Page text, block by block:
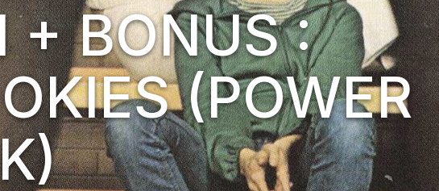
+ BONUS :
(POWER